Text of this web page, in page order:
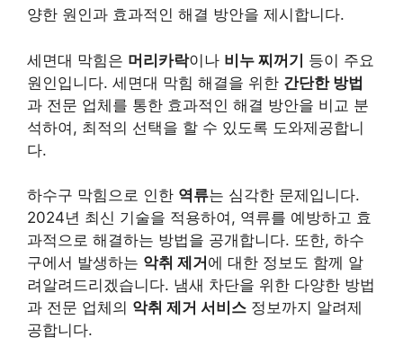
양한 원인과 효과적인 해결 방안을 제시합니다.
세면대 막힘은 머리카락이나 비누 찌꺼기 등이 주요
원인입니다. 세면대 막힘 해결을 위한 간단한 방법
과 전문 업체를 통한 효과적인 해결 방안을 비교 분
석하여, 최적의 선택을 할 수 있도록 도와제공합니
다.
하수구 막힘으로 인한 역류는 심각한 문제입니다.
2024년 최신 기술을 적용하여, 역류를 예방하고 효
과적으로 해결하는 방법을 공개합니다. 또한, 하수
구에서 발생하는 악취 제거 에 대한 정보도 함께 알
려알려드리겠습니다. 냄새 차단을 위한 다양한 방법
과 전문 업체의 악취 제거 서비스 정보까지 알려제
공합니다.